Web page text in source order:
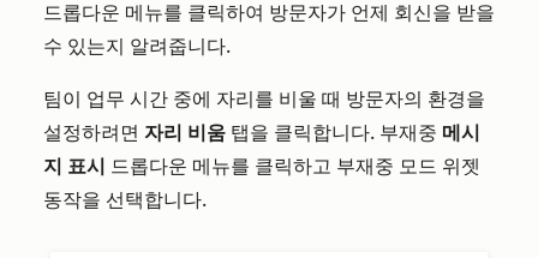
드롭다운 메뉴를 클릭하여 방문자가 언제 회신을 받을
수 있는지 알려줍니다.
팀이 업무 시간 중에 자리를 비울 때 방문자의 환경을
설정하려면 자리 비움 탭을 클릭합니다. 부재중 메시
지 표시 드롭다운 메뉴를 클릭하고 부재중 모드 위젯
동작을 선택합니다.